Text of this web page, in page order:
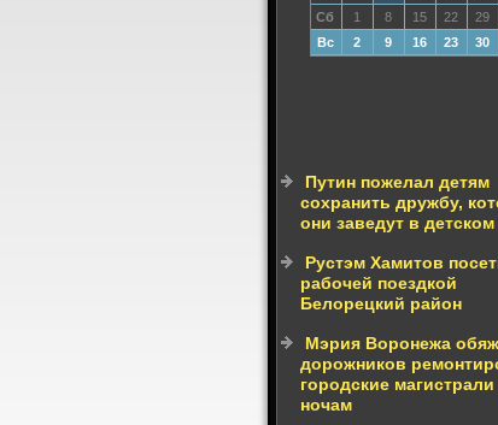
Сб
1 8 15 22
29
Вс
2 9 16 23 30
Путин пожелал детям
сохранить дружбу,
они заведут в детском
Рустэм Хамитов
рабочей поездкой
Белорецкий район
Мэрия Воронежа
дорожников
городские магистрали
ночам